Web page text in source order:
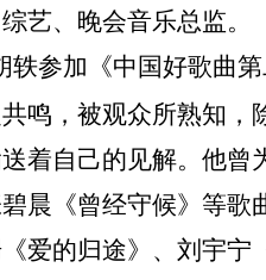
艺、晚会音乐总监。
轶参加《中国好歌曲
鸣，被观众所熟知
着自己的见解。他
碧晨《曾经守候》等
爱的归途》、刘宇